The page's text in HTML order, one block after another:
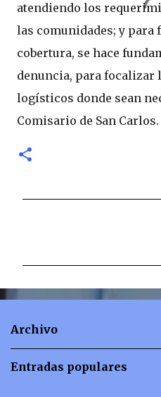
atendiendo los
las comunidades; y para
cobertura, se hace
denuncia, para focalizar
logísticos donde sean
Comisario de San Carlos.
n
Archivo
Entradas populares